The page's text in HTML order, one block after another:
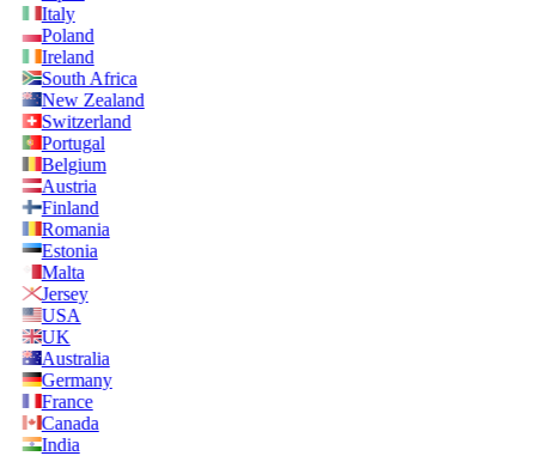
Italy
Poland
Ireland
South Africa
New Zealand
Switzerland
Portugal
Belgium
Austria
Finland
Romania
Estonia
Malta
Jersey
USA
UK
Australia
Germany
France
Canada
India